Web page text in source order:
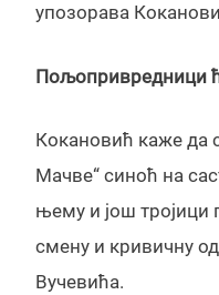
упозорава
Пољопривредници
Кокановић каже да
Мачве“ синоћ на
њему и још тројици
смену и кривичну
Вучевића.